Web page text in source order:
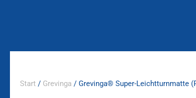
Start / Grevinga / Grevinga® Super-Leichtturnmatte